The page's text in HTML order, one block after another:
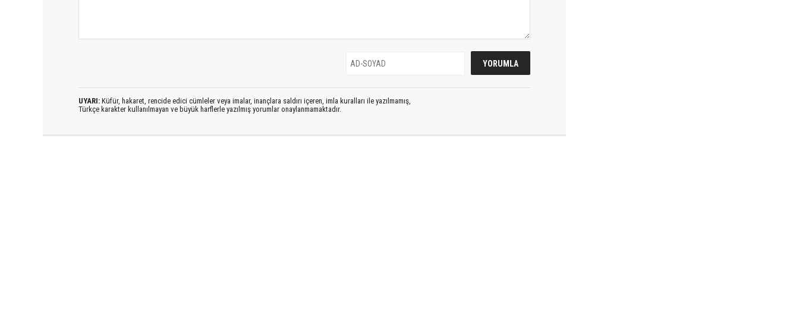
UYARI: Küfür, hakaret, rencide edici cümleler veya imalar, inançlara saldırı içeren, imla kuralları ile yazılmamış,
Türkçe karakter kullanılmayan ve büyük harflerle yazılmış yorumlar onaylanmamaktadır.